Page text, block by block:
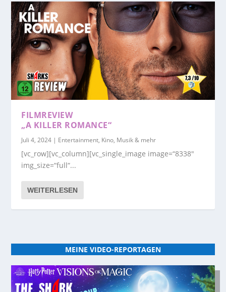
FILMREVIEW
„A KILLER ROMANCE“
Juli 4, 2024 | Entertainment, Kino, Musik & mehr
[vc_row][vc_column][vc_single_image image=“8338″
img_size=“full“...
WEITERLESEN
MEINE VIDEO-REPORTAGEN